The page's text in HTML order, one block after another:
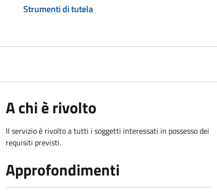
Strumenti di tutela
A chi è rivolto
Il servizio è rivolto a tutti i soggetti interessati in possesso dei
requisiti previsti.
Approfondimenti